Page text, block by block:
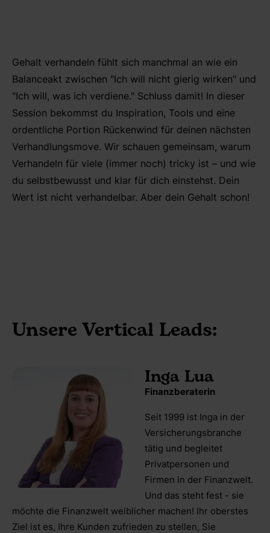
Gehalt verhandeln fühlt sich manchmal an wie ein
Balanceakt zwischen "Ich will nicht gierig wirken" und
"Ich will, was ich verdiene." Schluss damit! In dieser
Session bekommst du Inspiration, Tools und eine
ordentliche Portion Rückenwind für deinen nächsten
Verhandlungsmove. Wir schauen gemeinsam, warum
Verhandeln für viele (immer noch) tricky ist – und wie
du selbstbewusst und klar für dich einstehst. Dein
Wert ist nicht verhandelbar. Aber dein Gehalt schon!
Unsere Vertical Leads:
Inga Lua
Finanzberaterin
Seit 1999 ist Inga in der
Versicherungsbranche
tätig und begleitet
Privatpersonen und
Firmen in der Finanzwelt.
Und das steht fest - sie
möchte die Finanzwelt weiblicher machen! Ihr oberstes
Ziel ist es, Ihre Kunden zufrieden zu stellen, Sie